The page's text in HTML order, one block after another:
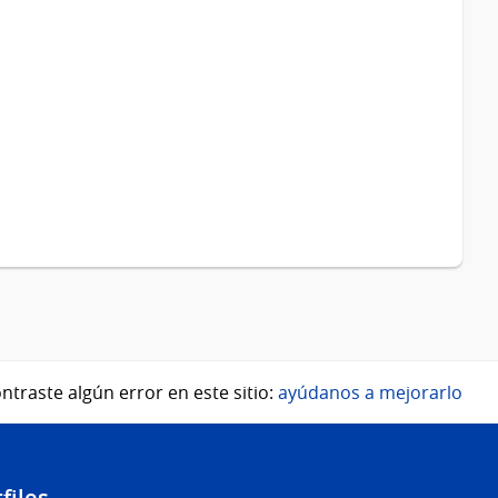
algún error en este sitio: ayúdanos a mejorarlo